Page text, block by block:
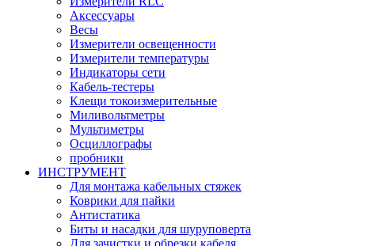
Аксессуары
Весы
Измерители освещенности
Измерители температуры
Индикаторы сети
Кабель-тестеры
Клещи токоизмерительные
Миливольтметры
Мультиметры
Осциллографы
пробники
ИНСТРУМЕНТ
Для монтажа кабельных стяжек
Коврики для пайки
Антистатика
Биты и насадки для шуруповерта
Для зачистки и обрезки кабеля